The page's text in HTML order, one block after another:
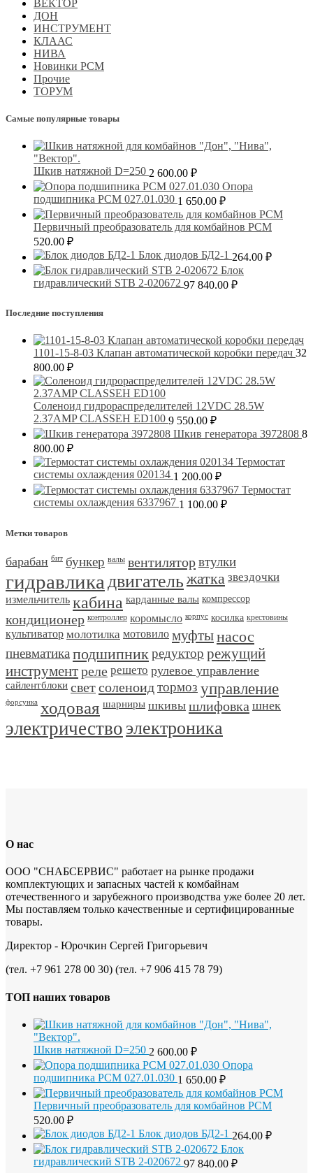
ВЕКТОР
ДОН
ИНСТРУМЕНТ
КЛААС
НИВА
Новинки РСМ
Прочие
ТОРУМ
Самые популярные товары
Шкив натяжной D=250 2 600.00 ₽
Опора
подшипника РСМ 027.01.030 1 650.00 ₽
Первичный преобразователь для комбайнов РСМ
520.00 ₽
Блок диодов БД2-1 264.00 ₽
Блок
гидравлический STB 2-020672 97 840.00 ₽
Последние поступления
1101-15-8-03 Клапан автоматической коробки передач 32
800.00 ₽
Соленоид гидрораспределителей 12VDC 28.5W
2.37AMP CLASSEH ED100 9 550.00 ₽
Шкив генератора 3972808 8
800.00 ₽
Термостат
системы охлаждения 020134 1 200.00 ₽
Термостат
системы охлаждения 6337967 1 100.00 ₽
Метки товаров
барабан бит бункер валы вентиляторвтулки
гидравлика двигатель жатка звездочки
измельчитель кабина карданные валы компрессор
кондиционер контроллер коромысло корпус косилка крестовины
культиватор молотилка мотовило муфтынасос
пневматика подшипник редуктор режущий
инструментреле решето рулевое управление
сайлентблоки светсоленоидтормоз управление
форсунка ходовая шарниры шкивы шлифовка шнек
электричество электроника
О нас
ООО "СНАБСЕРВИС" работает на рынке продажи
комплектующих и запасных частей к комбайнам
отечественного и зарубежного производства уже более 20 лет.
Мы поставляем только качественные и сертифицированные
товары.
Директор - Юрочкин Сергей Григорьевич
(тел. +7 961 278 00 30) (тел. +7 906 415 78 79)
ТОП наших товаров
Шкив натяжной D=250 2 600.00 ₽
Опора
подшипника РСМ 027.01.030 1 650.00 ₽
Первичный преобразователь для комбайнов РСМ
520.00 ₽
Блок диодов БД2-1 264.00 ₽
Блок
гидравлический STB 2-020672 97 840.00 ₽